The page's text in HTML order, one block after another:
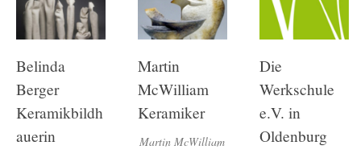
Belinda
Berger
Keramikbildh
auerin
Martin
McWilliam
Keramiker
Martin McWilliam
Die
Werkschule
e.V. in
Oldenburg